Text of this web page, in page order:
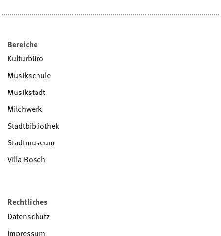
Bereiche
Kulturbüro
Musikschule
Musikstadt
Milchwerk
Stadtbibliothek
Stadtmuseum
Villa Bosch
Rechtliches
Datenschutz
Impressum